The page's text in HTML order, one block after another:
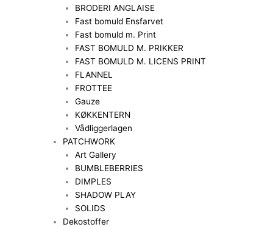
BRODERI ANGLAISE
Fast bomuld Ensfarvet
Fast bomuld m. Print
FAST BOMULD M. PRIKKER
FAST BOMULD M. LICENS PRINT
FLANNEL
FROTTEE
Gauze
KØKKENTERN
Vådliggerlagen
PATCHWORK
Art Gallery
BUMBLEBERRIES
DIMPLES
SHADOW PLAY
SOLIDS
Dekostoffer